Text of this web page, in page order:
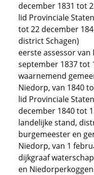
december 1831 tot
lid Provinciale
tot 22 december
district Schagen)
eerste assessor
september 1837 tot
waarnemend
Niedorp, van 1840
lid Provinciale
december 1840 tot
landelijke stand,
burgemeester en
Niedorp, van 1
dijkgraaf
en